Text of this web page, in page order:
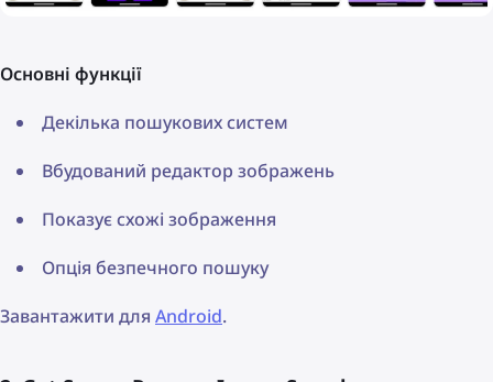
Основні функції
Декілька пошукових систем
Вбудований редактор зображень
Показує схожі зображення
Опція безпечного пошуку
Завантажити для Android.